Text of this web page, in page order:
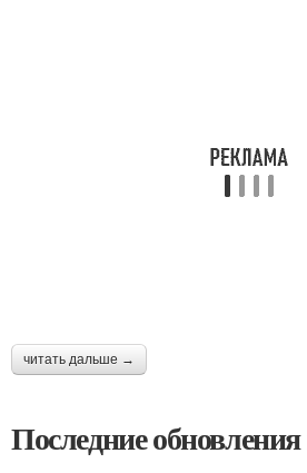
читать дальше →
Последние обновления